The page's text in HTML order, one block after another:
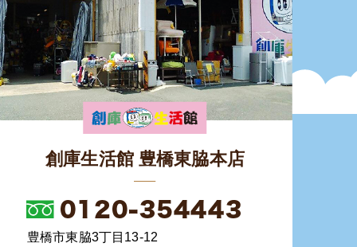
創庫生活館 豊橋東脇本店
豊橋市東脇3丁目13-12